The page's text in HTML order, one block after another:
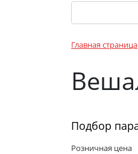
Главная страница
Подбор
Розничная цена